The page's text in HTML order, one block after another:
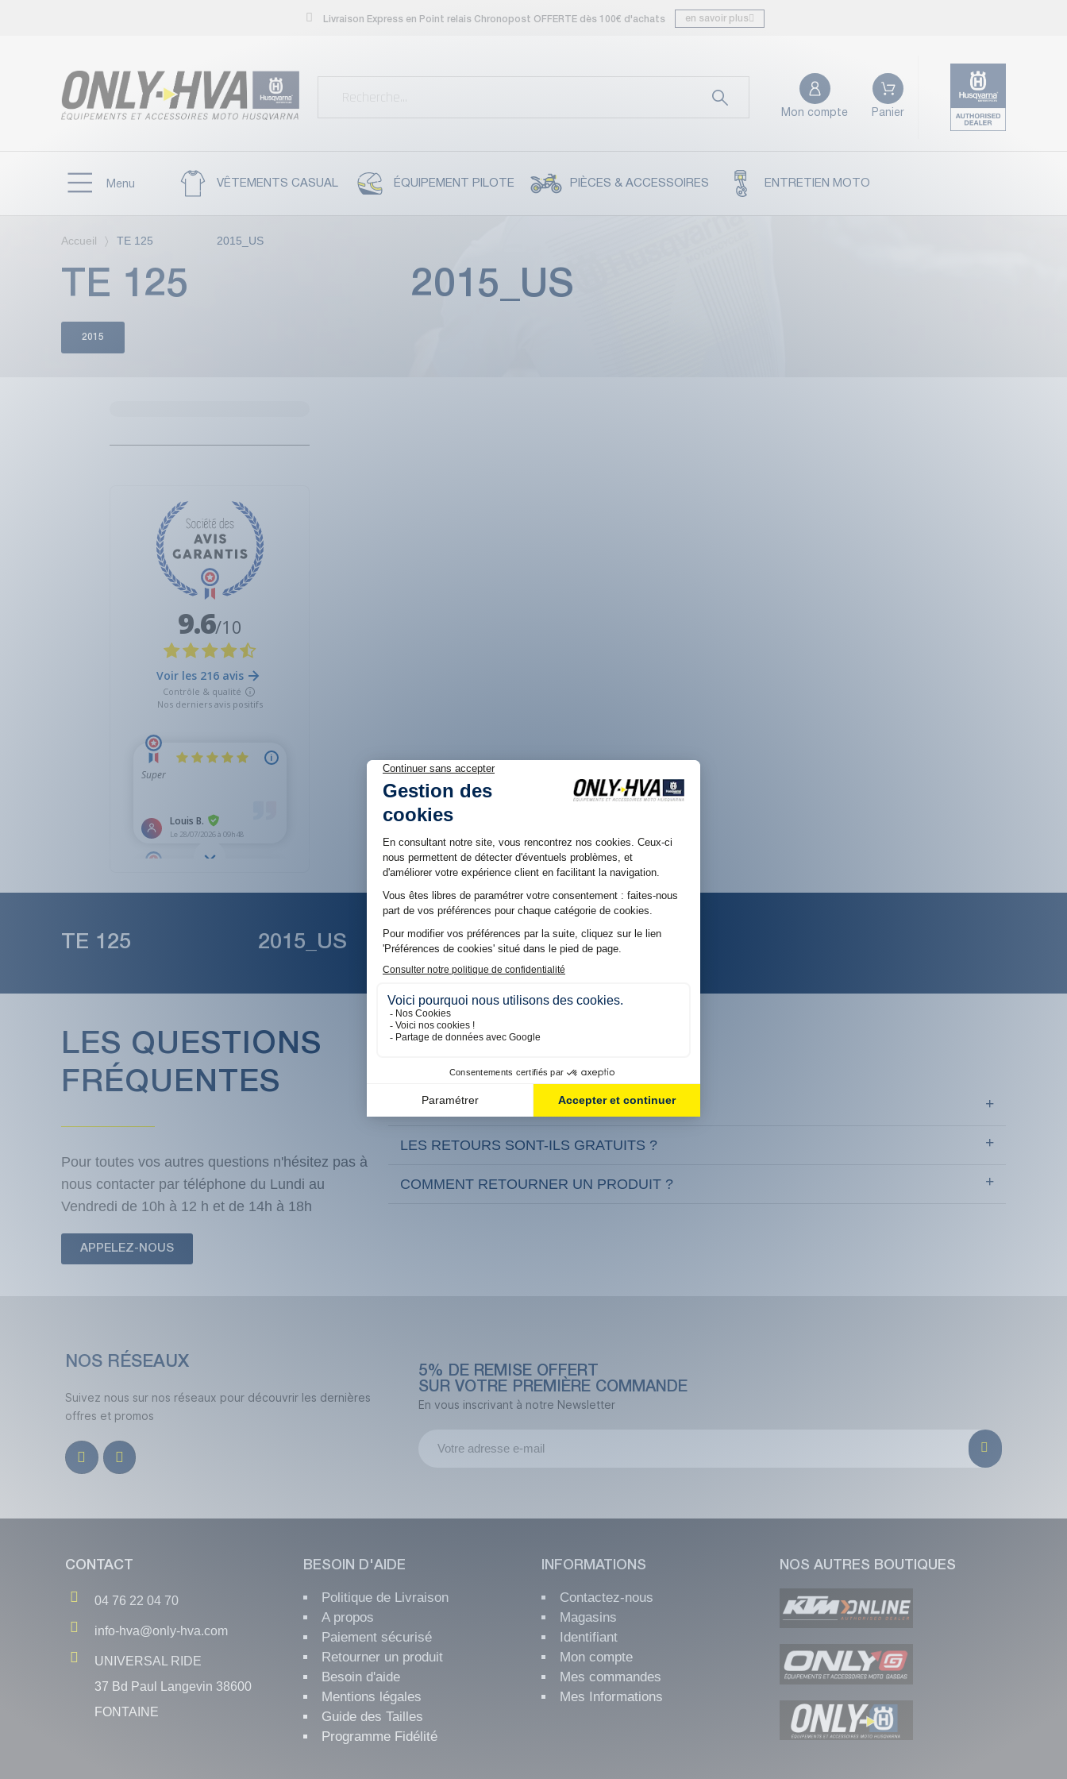
Livraison Express en Point relais Chronopost OFFERTE dès 100€ d'achats en savoir plus
Mon compte Panier
Menu VÊTEMENTS CASUAL ÉQUIPEMENT PILOTE PIÈCES & ACCESSOIRES ENTRETIEN MOTO
Accueil TE 125 2015_US
TE 125 2015_US
2015
TE 125 2015_US
LES QUESTIONS
FRÉQUENTES
Pour toutes vos autres questions n'hésitez pas à
nous contacter par téléphone du Lundi au
Vendredi de 10h à 12 h et de 14h à 18h
APPELEZ-NOUS
QUELS SONT NOS DÉLAIS DE LIVRAISON ?
LES RETOURS SONT-ILS GRATUITS ?
COMMENT RETOURNER UN PRODUIT ?
NOS RÉSEAUX
Suivez nous sur nos réseaux pour découvrir les dernières
offres et promos
5% DE REMISE OFFERT
SUR VOTRE PREMIÈRE COMMANDE
En vous inscrivant à notre Newsletter
CONTACT
04 76 22 04 70
info-hva@only-hva.com
UNIVERSAL RIDE
37 Bd Paul Langevin 38600
FONTAINE
BESOIN D'AIDE
Politique de Livraison
A propos
Paiement sécurisé
Retourner un produit
Besoin d'aide
Mentions légales
Guide des Tailles
Programme Fidélité
INFORMATIONS
Contactez-nous
Magasins
Identifiant
Mon compte
Mes commandes
Mes Informations
NOS AUTRES BOUTIQUES